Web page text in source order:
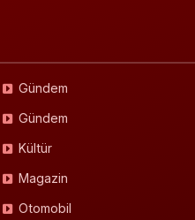
Gündem
Gündem
Kültür
Magazin
Otomobil